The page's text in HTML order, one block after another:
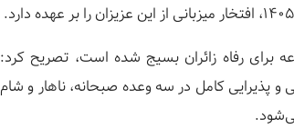
برای رفاه زائران بسیج شده است، تصریح کرد:
کامل در سه وعده صبحانه، ناهار و شام